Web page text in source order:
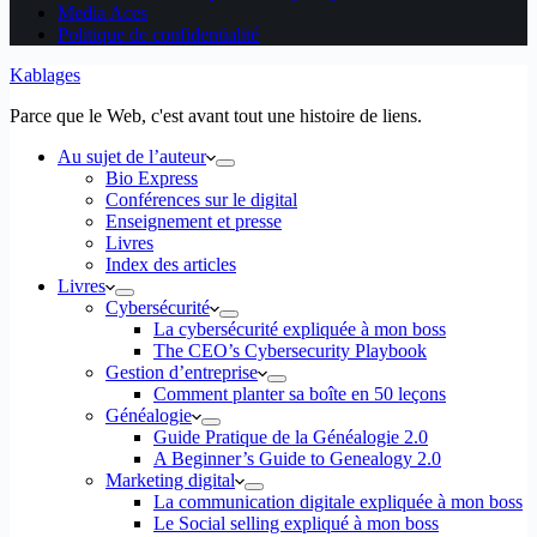
Media Aces
Politique de confidentialité
Kablages
Parce que le Web, c'est avant tout une histoire de liens.
Au sujet de l’auteur
Bio Express
Conférences sur le digital
Enseignement et presse
Livres
Index des articles
Livres
Cybersécurité
La cybersécurité expliquée à mon boss
The CEO’s Cybersecurity Playbook
Gestion d’entreprise
Comment planter sa boîte en 50 leçons
Généalogie
Guide Pratique de la Généalogie 2.0
A Beginner’s Guide to Genealogy 2.0
Marketing digital
La communication digitale expliquée à mon boss
Le Social selling expliqué à mon boss